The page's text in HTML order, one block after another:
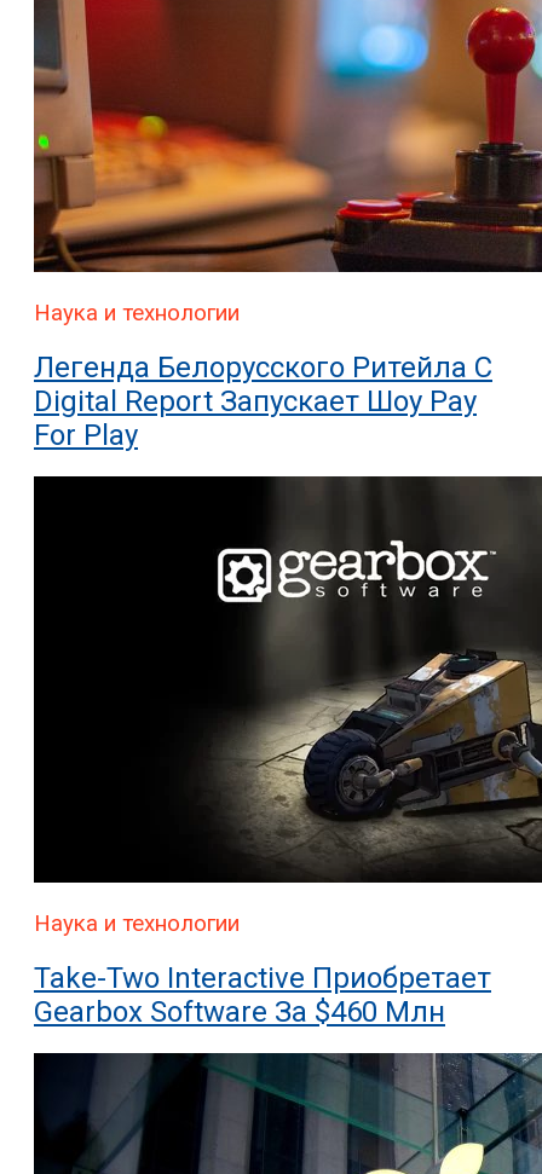
Наука и технологии
Легенда Белорусского Ритейла C
Digital Report Запускает Шоу Pay
For Play
Наука и технологии
Take-Two Interactive Приобретает
Gearbox Software За $460 Млн